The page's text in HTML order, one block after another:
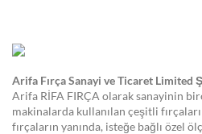
Arifa Fırça Sanayi ve Ticaret Limited
Arifa RİFA FIRÇA olarak sanayinin
makinalarda kullanılan çeşitli
fırçaların yanında, isteğe bağlı özel